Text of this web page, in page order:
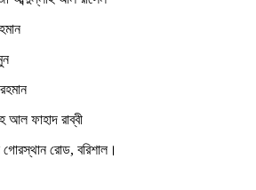
আল ফাহাদ রাব্বী
গোরস্থান রোড, বরিশাল।